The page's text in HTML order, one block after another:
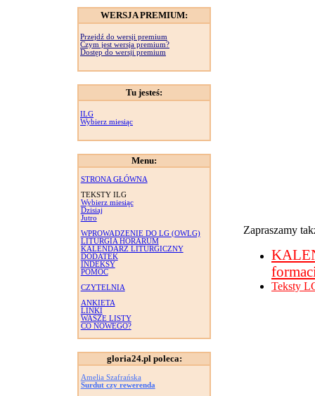
WERSJA PREMIUM:
Przejdź do wersji premium
Czym jest wersja premium?
Dostęp do wersji premium
Tu jesteś:
ILG
Wybierz miesiąc
Menu:
STRONA GŁÓWNA
TEKSTY ILG
Wybierz miesiąc
Dzisiaj
Jutro
WPROWADZENIE DO LG (OWLG)
LITURGIA HORARUM
KALENDARZ LITURGICZNY
DODATEK
INDEKSY
POMOC
CZYTELNIA
ANKIETA
LINKI
WASZE LISTY
CO NOWEGO?
gloria24.pl poleca:
Amelia Szafrańska
Surdut czy rewerenda
Zapraszamy
Teksty